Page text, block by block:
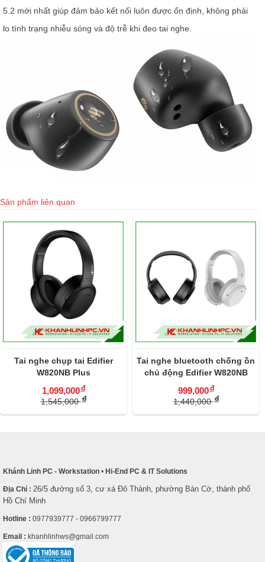
5.2 mới nhất giúp đảm bảo kết nối luôn được ổn định, không phải
lo tình trạng nhiễu sóng và độ trễ khi đeo tai nghe.
Sản phẩm liên quan
Tai nghe chụp tai Edifier
W820NB Plus
1,099,000đ
1,545,000đ
Tai nghe bluetooth chống ồn
chủ động Edifier W820NB
999,000đ
1,440,000đ
Khánh Linh PC - Workstation • Hi-End PC & IT Solutions
Địa Chỉ : 26/5 đường số 3, cư xá Đô Thành, phường Bàn Cờ, thành phố
Hồ Chí Minh
Hotline : 0977939777 - 0966799777
Email : khanhlinhws@gmail.com